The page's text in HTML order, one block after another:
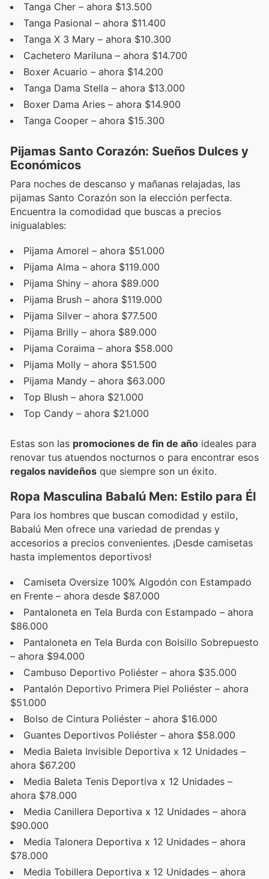
Tanga Cher – ahora $13.500
Tanga Pasional – ahora $11.400
Tanga X 3 Mary – ahora $10.300
Cachetero Mariluna – ahora $14.700
Boxer Acuario – ahora $14.200
Tanga Dama Stella – ahora $13.000
Boxer Dama Aries – ahora $14.900
Tanga Cooper – ahora $15.300
Pijamas Santo Corazón: Sueños Dulces y
Económicos
Para noches de descanso y mañanas relajadas, las
pijamas Santo Corazón son la elección perfecta.
Encuentra la comodidad que buscas a precios
inigualables:
Pijama Amorel – ahora $51.000
Pijama Alma – ahora $119.000
Pijama Shiny – ahora $89.000
Pijama Brush – ahora $119.000
Pijama Silver – ahora $77.500
Pijama Brilly – ahora $89.000
Pijama Coraima – ahora $58.000
Pijama Molly – ahora $51.500
Pijama Mandy – ahora $63.000
Top Blush – ahora $21.000
Top Candy – ahora $21.000
Estas son las promociones de fin de año ideales para
renovar tus atuendos nocturnos o para encontrar esos
regalos navideños que siempre son un éxito.
Ropa Masculina Babalú Men: Estilo para Él
Para los hombres que buscan comodidad y estilo,
Babalú Men ofrece una variedad de prendas y
accesorios a precios convenientes. ¡Desde camisetas
hasta implementos deportivos!
Camiseta Oversize 100% Algodón con Estampado
en Frente – ahora desde $87.000
Pantaloneta en Tela Burda con Estampado – ahora
$86.000
Pantaloneta en Tela Burda con Bolsillo Sobrepuesto
– ahora $94.000
Cambuso Deportivo Poliéster – ahora $35.000
Pantalón Deportivo Primera Piel Poliéster – ahora
$51.000
Bolso de Cintura Poliéster – ahora $16.000
Guantes Deportivos Poliéster – ahora $58.000
Media Baleta Invisible Deportiva x 12 Unidades –
ahora $67.200
Media Baleta Tenis Deportiva x 12 Unidades –
ahora $78.000
Media Canillera Deportiva x 12 Unidades – ahora
$90.000
Media Talonera Deportiva x 12 Unidades – ahora
$78.000
Media Tobillera Deportiva x 12 Unidades – ahora